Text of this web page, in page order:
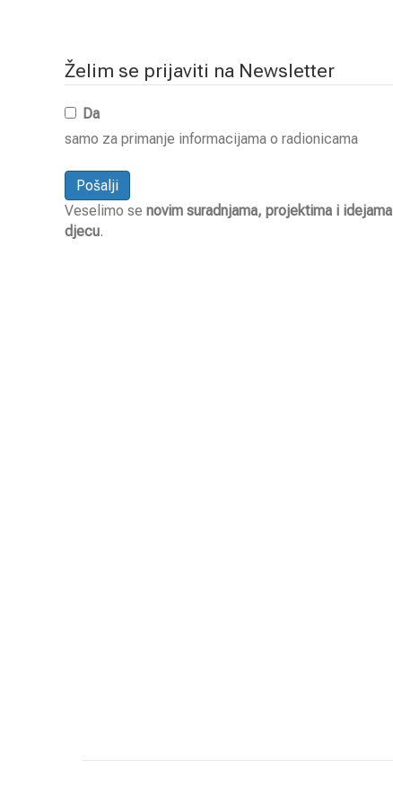
Želim se prijaviti na Newsletter
Da
samo za primanje informacijama o radionicama
Veselimo se novim suradnjama, projektima i idejama
djecu.